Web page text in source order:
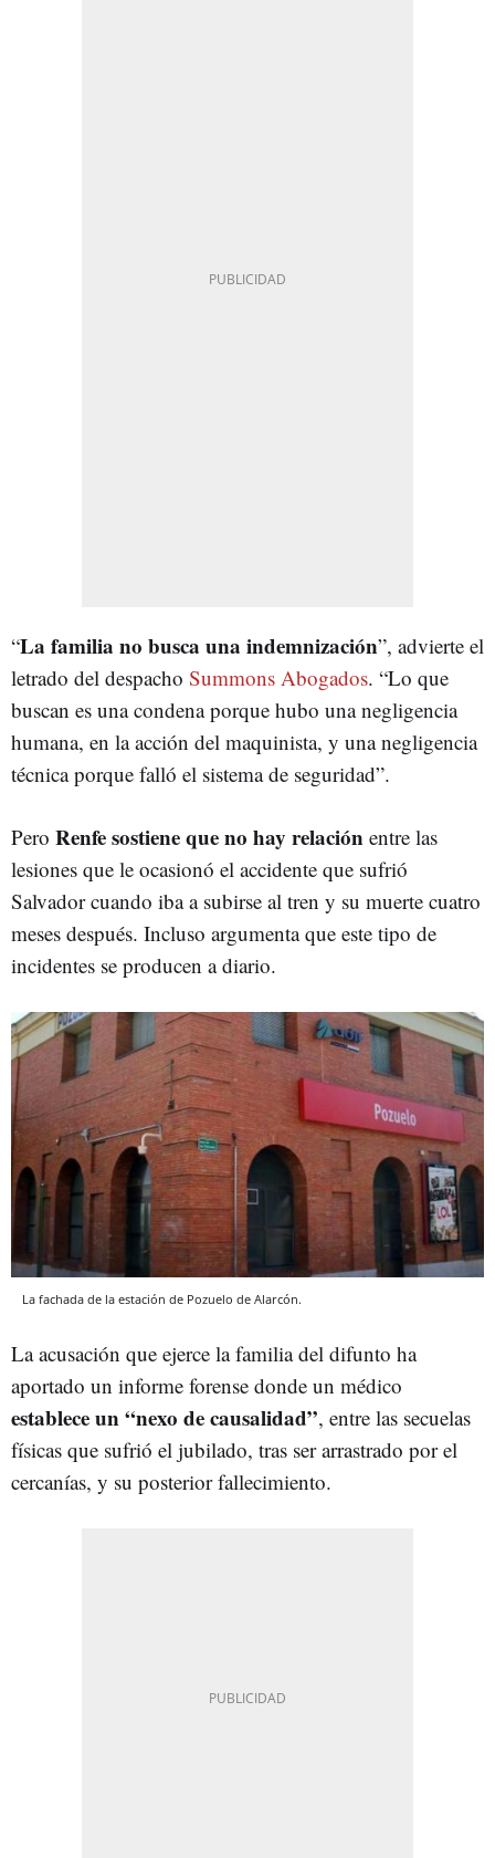
“La familia no busca una indemnización”, advierte el
letrado del despacho Summons Abogados. “Lo que
buscan es una condena porque hubo una negligencia
humana, en la acción del maquinista, y una negligencia
técnica porque falló el sistema de seguridad”.
Pero Renfe sostiene que no hay relación entre las
lesiones que le ocasionó el accidente que sufrió
Salvador cuando iba a subirse al tren y su muerte cuatro
meses después. Incluso argumenta que este tipo de
incidentes se producen a diario.
La fachada de la estación de Pozuelo de Alarcón.
La acusación que ejerce la familia del difunto ha
aportado un informe forense donde un médico
establece un “nexo de causalidad”, entre las secuelas
físicas que sufrió el jubilado, tras ser arrastrado por el
cercanías, y su posterior fallecimiento.